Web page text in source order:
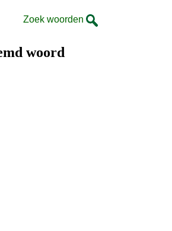
Zoek woorden
woord